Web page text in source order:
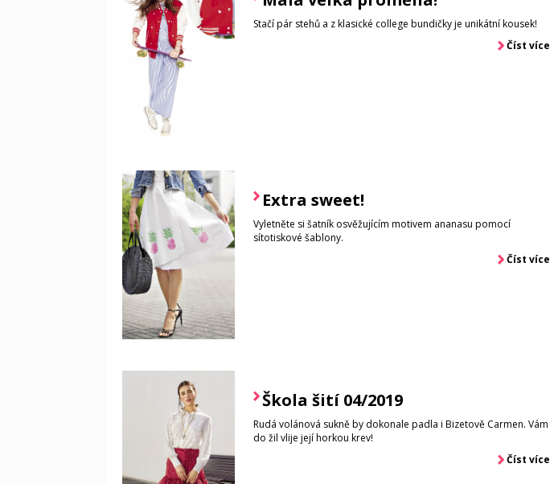
Stačí pár stehů a z klasické college bundičky je unikátní kousek!
Číst více
Extra sweet!
Vyletněte si šatník osvěžujícím motivem ananasu pomocí
sítotiskové šablony.
Číst více
Škola šití 04/2019
Rudá volánová sukně by dokonale padla i Bizetově Carmen. Vám
do žil vlije její horkou krev!
Číst více